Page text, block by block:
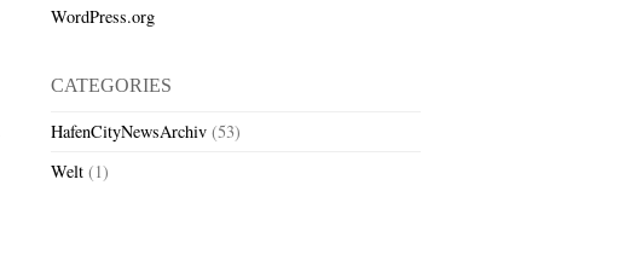
WordPress.org
CATEGORIES
HafenCityNewsArchiv (53)
Welt (1)